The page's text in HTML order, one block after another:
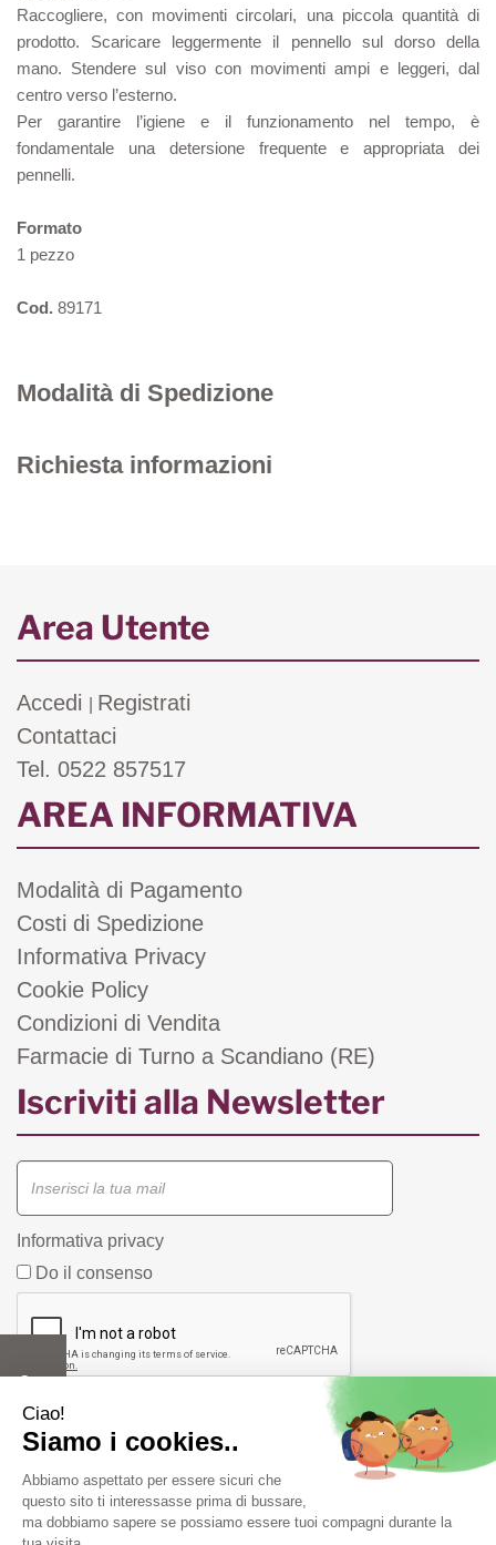
Raccogliere, con movimenti circolari, una piccola quantità di
prodotto. Scaricare leggermente il pennello sul dorso della
mano. Stendere sul viso con movimenti ampi e leggeri, dal
centro verso l’esterno.
Per garantire l’igiene e il funzionamento nel tempo, è
fondamentale una detersione frequente e appropriata dei
pennelli.
Formato
1 pezzo
Cod. 89171
Modalità di Spedizione
Richiesta informazioni
Area Utente
Accedi
Registrati
Contattaci
Tel. 0522 857517
AREA INFORMATIVA
Modalità di Pagamento
Costi di Spedizione
Informativa Privacy
Cookie Policy
Condizioni di Vendita
Farmacie di Turno a Scandiano (RE)
Iscriviti alla Newsletter
Informativa privacy
Do il consenso
Farmacia Fiorentini snc di Bergonzi Vittorio e C.Piazza